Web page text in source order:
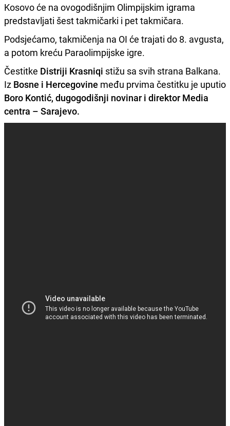
Kosovo će na ovogodišnjim Olimpijskim igrama
predstavljati šest takmičarki i pet takmičara.
Podsjećamo, takmičenja na OI će trajati do 8. avgusta,
a potom kreću Paraolimpijske igre.
Čestitke Distriji Krasniqi stižu sa svih strana Balkana.
Iz Bosne i Hercegovine među prvima čestitku je uputio
Boro Kontić, dugogodišnji novinar i direktor Media
centra – Sarajevo.